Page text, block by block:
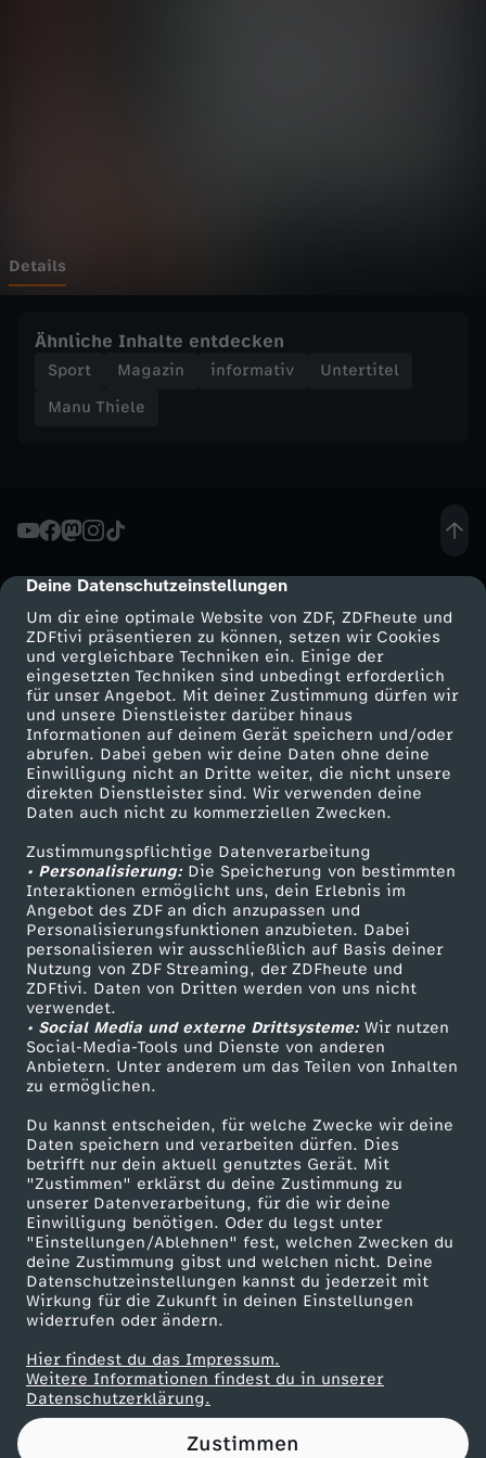
cmp-dialog-description
Deine Datenschutzeinstellungen
Um dir eine optimale Website von ZDF, ZDFheute und
ZDFtivi präsentieren zu können, setzen wir Cookies
und vergleichbare Techniken ein. Einige der
eingesetzten Techniken sind unbedingt erforderlich
für unser Angebot. Mit deiner Zustimmung dürfen wir
und unsere Dienstleister darüber hinaus
Informationen auf deinem Gerät speichern und/oder
abrufen. Dabei geben wir deine Daten ohne deine
Einwilligung nicht an Dritte weiter, die nicht unsere
direkten Dienstleister sind. Wir verwenden deine
Daten auch nicht zu kommerziellen Zwecken.
Zustimmungspflichtige Datenverarbeitung
• Personalisierung:Die Speicherung von bestimmten
Interaktionen ermöglicht uns, dein Erlebnis im
Angebot des ZDF an dich anzupassen und
Personalisierungsfunktionen anzubieten. Dabei
personalisieren wir ausschließlich auf Basis deiner
Nutzung von ZDF Streaming, der ZDFheute und
ZDFtivi. Daten von Dritten werden von uns nicht
verwendet.
• Social Media und externe Drittsysteme:Wir nutzen
Social-Media-Tools und Dienste von anderen
Anbietern. Unter anderem um das Teilen von Inhalten
zu ermöglichen.
Du kannst entscheiden, für welche Zwecke wir deine
Daten speichern und verarbeiten dürfen. Dies
betrifft nur dein aktuell genutztes Gerät. Mit
"Zustimmen" erklärst du deine Zustimmung zu
unserer Datenverarbeitung, für die wir deine
Einwilligung benötigen. Oder du legst unter
"Einstellungen/Ablehnen" fest, welchen Zwecken du
deine Zustimmung gibst und welchen nicht. Deine
Datenschutzeinstellungen kannst du jederzeit mit
Wirkung für die Zukunft in deinen Einstellungen
widerrufen oder ändern.
Hier findest du das Impressum.
Weitere Informationen findest du in unserer
Datenschutzerklärung.
Zustimmen
u
d
l
i
g
a
:
D
e
s
h
a
l
b
l
i
e
ß
s
i
Details
Ähnliche Inhalte entdecken
Sport Magazin informativ
Untertitel
Manu Thiele
Mehr ZDF
ZDF-Apps
Smart TV
ZDFtext
Livestreams
Sendungen A-Z
TV-Programm
Service
ZDFmitreden
Kontakt zum ZDF
Tickets
Zuschauerservice
Hilfe
ZDF Unternehmen
Karriere
ZDF goes Schule
Werbefernsehen
Mainzelmännchen
Partner